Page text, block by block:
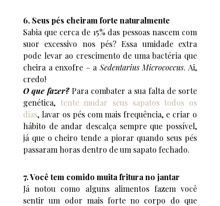
6. Seus pés cheiram forte naturalmente
Sabia que cerca de 15% das pessoas nascem com
suor excessivo nos pés? Essa umidade extra
pode levar ao crescimento de uma bactéria que
cheira a enxofre – a Sedentarius Micrococcus. Ai,
credo!
O que fazer?Para combater a sua falta de sorte
genética, tente mudar seus sapatos todos os
dias, lavar os pés com mais frequência, e criar o
hábito de andar descalça sempre que possível,
já que o cheiro tende a piorar quando seus pés
passaram horas dentro de um sapato fechado.
7. Você tem comido muita fritura no jantar
Já notou como alguns alimentos fazem você
sentir um odor mais forte no corpo do que